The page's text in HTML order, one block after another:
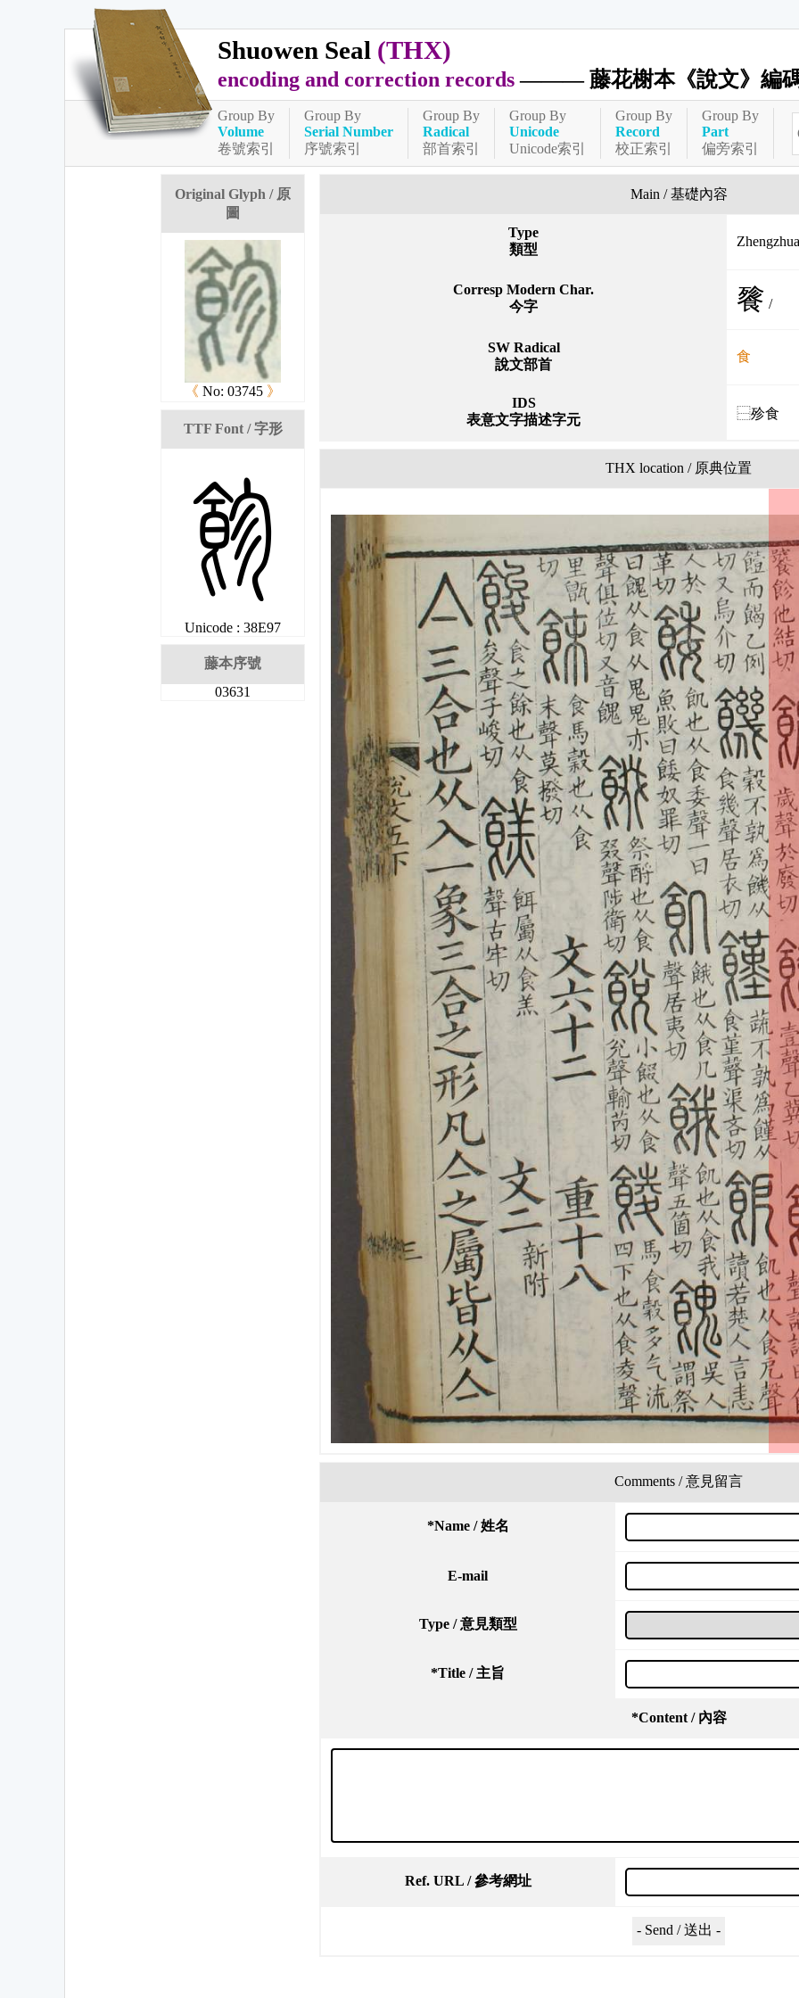
Shuowen Seal (THX)
encoding and correction records ——— 藤花榭本《說文》編
Group By
Volume
卷號索引
Group By
Serial Number
序號索引
Group By
Radical
部首索引
Group By
Unicode
Unicode索引
Group By
Record
校正索引
Group By
Part
偏旁索引
Original Glyph / 原
圖
《 No: 03745 》
TTF Font / 字形
岗
Unicode : 38E97
藤本序號
03631
Main / 基礎內容
Type
類型
Corresp Modern Char.
今字
餮 /
SW Radical
說文部首
食
IDS
表意文字描述字元
⿱殄食
THX location / 原典位置
Comments / 意見留言
*Name / 姓名
E-mail
Type / 意見類型
*Title / 主旨
*Content / 內容
Ref. URL / 參考網址